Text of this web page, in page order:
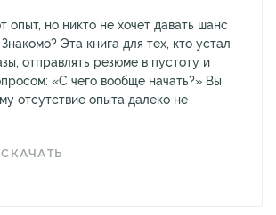
опыт, но никто не хочет давать шанс
Эта книга для тех, кто устал
отправлять резюме в пустоту и
«С чего вообще начать?» Вы
отсутствие опыта далеко не